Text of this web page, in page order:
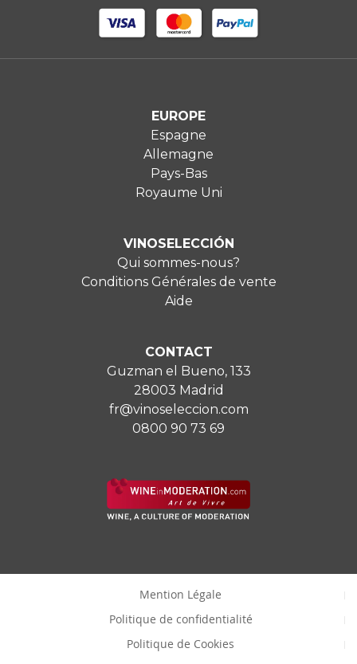
EUROPE
Espagne
Allemagne
Pays-Bas
Royaume Uni
VINOSELECCIÓN
Qui sommes-nous?
Conditions Générales de vente
Aide
CONTACT
Guzman el Bueno, 133
28003 Madrid
fr@vinoseleccion.com
0800 90 73 69
Mention Légale
Politique de confidentialité
Politique de Cookies